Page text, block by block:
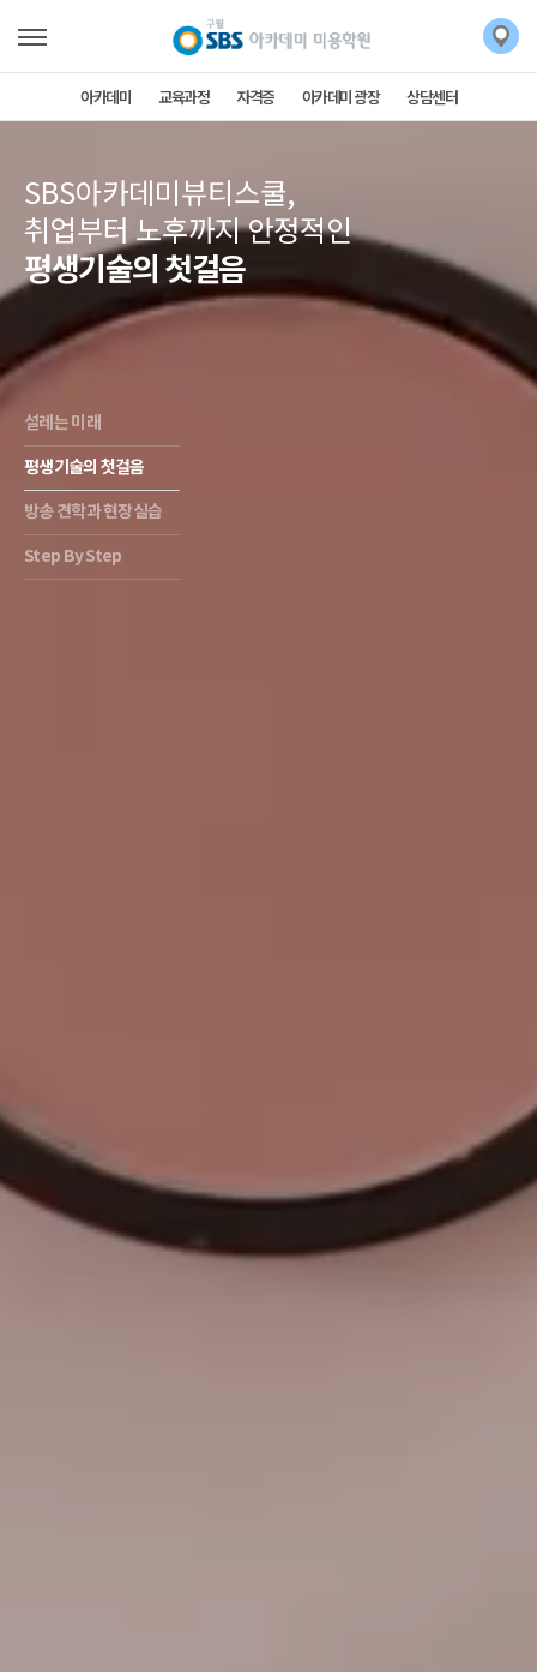
아카데미 교육과정 자격증 아카데미 광장 상담센터
SBS아카데미뷰티스쿨,
취업부터 노후까지 안정적인
평생기술의 첫걸음
설레는 미래
평생기술의 첫걸음
방송 견학과 현장실습
Step By Step